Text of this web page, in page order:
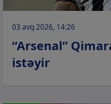
03 avq 2026, 14:26
“Arsenal”
istəyir